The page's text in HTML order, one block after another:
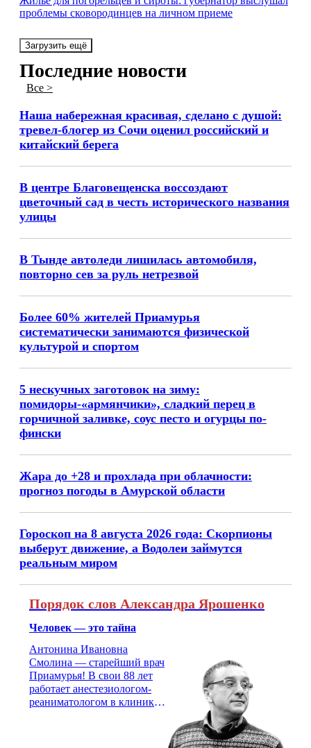
проблемы сковородинцев на личном приеме
Загрузить ещё
Последние новости
Все >
Наша набережная красивая, сделано с душой:
тревел-блогер из Сочи оценил российский и
китайский берега
В центре Благовещенска воссоздают
цветочный сад в честь исторического названия
улицы
В Тынде автоледи лишилась автомобиля,
повторно сев за руль нетрезвой
Более 60% жителей Приамурья
систематически занимаются физической
культурой и спортом
5 нескучных заготовок на зиму:
помидоры-«армянчики», сладкий перец в
горчичной заливке, соус песто и огурцы по-
фински
Жара до +28 и прохлада при облачности:
прогноз погоды в Амурской области
Гороскоп на 8 августа 2026 года: Скорпионы
выберут движение, а Водолеи займутся
реальным миром
Порядок слов Александра Ярошенко
Человек — это тайна
Антонина Ивановна
Смолина — старейший врач
Приамурья! В свои 88 лет
работает анестезиологом-
реаниматологом в клинике